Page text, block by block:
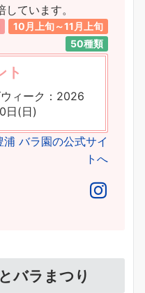
ています。
10月上旬～11月上旬
50種類
ト
ィーク：2026
日(日)
バラ園の公式サイ
トへ
バラまつり